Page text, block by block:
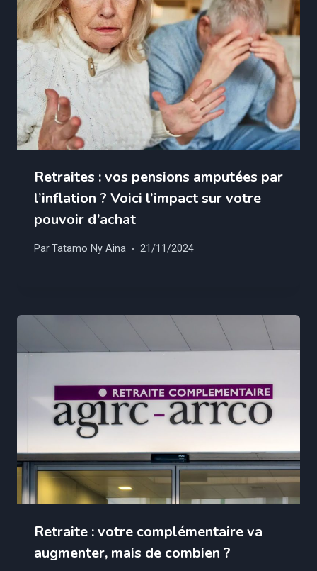
Retraites : vos pensions amputées par
l’inflation ? Voici l’impact sur votre
pouvoir d’achat
ParTatamo Ny Aina 21/11/2024
Retraite : votre complémentaire va
augmenter, mais de combien ?